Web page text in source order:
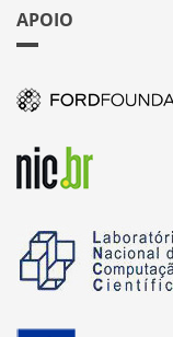
APOIO